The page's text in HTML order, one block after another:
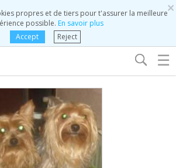
×
propres et de tiers pour t'assurer la meilleure
possible. En savoir plus
Accept
Reject
☰